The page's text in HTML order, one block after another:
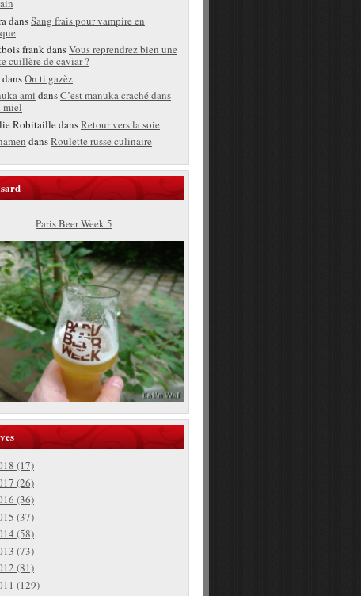
dansSang frais pour vampire en
frankdansVous reprendrez bien une
cuillère de caviar ?
dansOn ti gazèz
ami dansC’est manuka craché dans
miel
RobitailledansRetour vers la soie
dansRoulette russe culinaire
Paris Beer Week 5
(17)
(26)
(36)
(37)
(58)
(73)
(81)
(129)